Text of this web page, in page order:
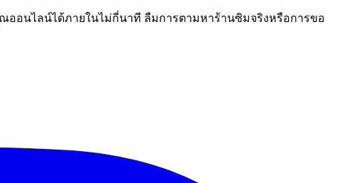
ณออนไลน์ได้ภายในไม่กี่นาที ลืมการตามหาร้านซิมจริงหรือการขอ